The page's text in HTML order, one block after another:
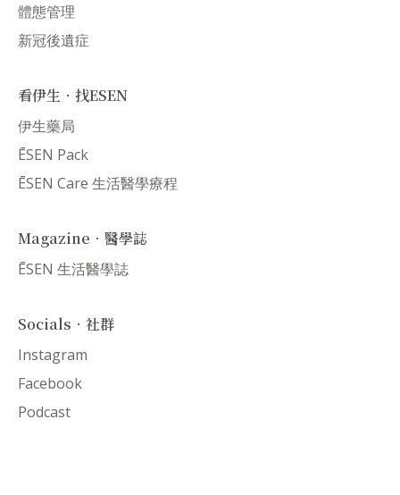
體態管理
新冠後遺症
看伊生．找ESEN
伊生藥局
ĒSEN Pack
ĒSEN Care 生活醫學療程
Magazine．醫學誌
ĒSEN 生活醫學誌
Socials．社群
Instagram
Facebook
Podcast